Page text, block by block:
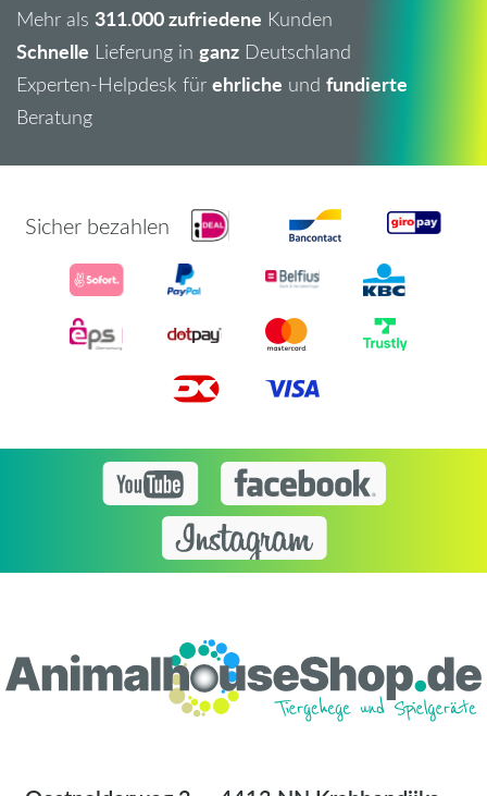
Mehr als 311.000 zufriedene Kunden
Schnelle Lieferung in ganz Deutschland
Experten-Helpdesk für ehrliche und fundierte
Beratung
Sicher bezahlen